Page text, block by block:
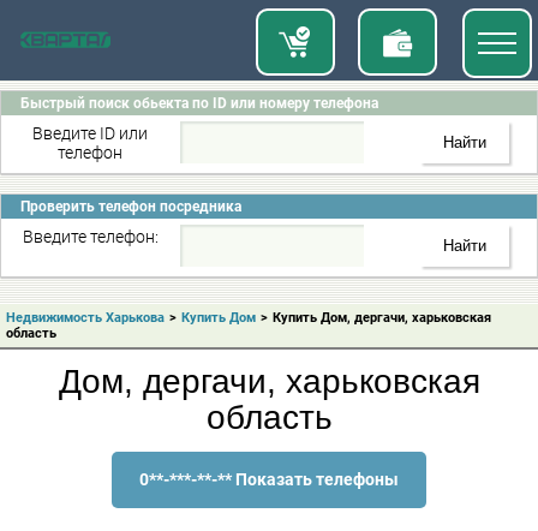
Быстрый поиск обьекта по ID или номеру телефона
Введите ID или
телефон
Проверить телефон посредника
Введите телефон:
Недвижимость Харькова > Купить Дом > Купить Дом, дергачи, харьковская
область
Дом, дергачи, харьковская
область
0**-***-**-** Показать телефоны